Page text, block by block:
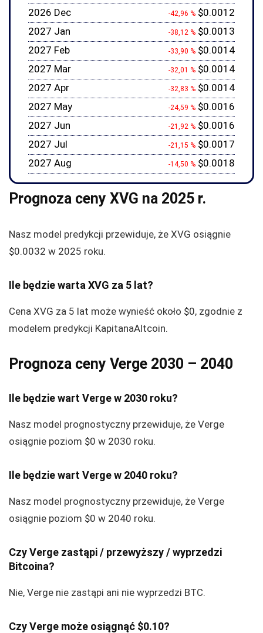
2026 Dec
-42,96 % $0.0012
2027 Jan
-38,12 % $0.0013
2027 Feb
-33,90 % $0.0014
2027 Mar
-32,01 % $0.0014
2027 Apr
-32,83 % $0.0014
2027 May
-24,59 % $0.0016
2027 Jun
-21,92 % $0.0016
2027 Jul
-21,15 % $0.0017
2027 Aug
-14,50 % $0.0018
Prognoza ceny XVG na 2025 r.
Nasz model predykcji przewiduje, że XVG osiągnie
$0.0032 w 2025 roku.
Ile będzie warta XVG za 5 lat?
Cena XVG za 5 lat może wynieść około $0, zgodnie z
modelem predykcji KapitanaAltcoin.
Prognoza ceny Verge 2030 – 2040
Ile będzie wart Verge w 2030 roku?
Nasz model prognostyczny przewiduje, że Verge
osiągnie poziom $0 w 2030 roku.
Ile będzie wart Verge w 2040 roku?
Nasz model prognostyczny przewiduje, że Verge
osiągnie poziom $0 w 2040 roku.
Czy Verge zastąpi / przewyższy / wyprzedzi
Bitcoina?
Nie, Verge nie zastąpi ani nie wyprzedzi BTC.
Czy Verge może osiągnąć $0.10?